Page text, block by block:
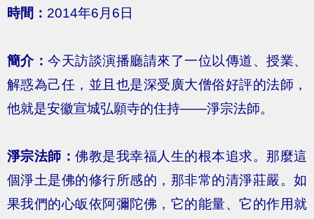
時間： 2014年6月6日
簡介：今天訪談演播廳請來了一位以傳道、授業、
解惑為己任，並且也是深受廣大僧俗好評的法師，
他就是安徽宣城弘願寺的住持——淨宗法師。
淨宗法師：佛教是我幸福人生的根本追求。那麼這
個淨土是佛的修行所感的，那非常的清淨莊嚴。如
果我們的心皈依阿彌陀佛，它的能量、它的作用就